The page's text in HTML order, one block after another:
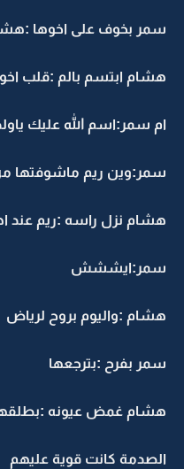
سمر بخوف على اخوها
هشام ابتسم بالم :قلب
ام سمر:اسم الله عليك
سمر:وين ريم ماشوفتها
هشام نزل راسه :ريم عند
سمر:ايششش
هشام :واليوم بروح لرياض
سمر بفرح :بترجعها
هشام غمض عيونه
الصدمة كانت قوية عليهم